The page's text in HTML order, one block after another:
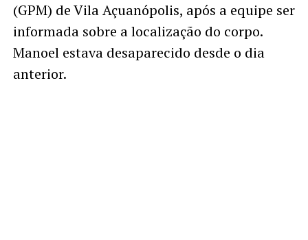
(GPM) de Vila Açuanópolis, após a equipe ser
informada sobre a localização do corpo.
Manoel estava desaparecido desde o dia
anterior.